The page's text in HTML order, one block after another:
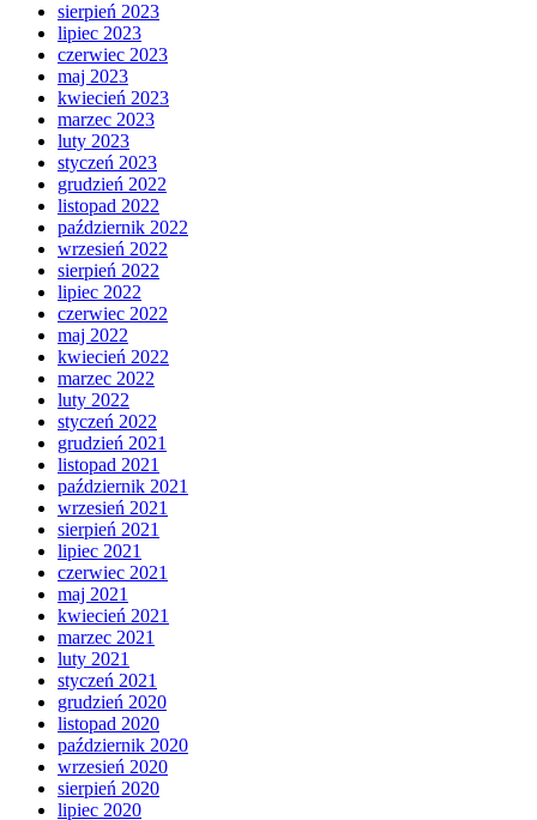
sierpień 2023
lipiec 2023
czerwiec 2023
maj 2023
kwiecień 2023
marzec 2023
luty 2023
styczeń 2023
grudzień 2022
listopad 2022
październik 2022
wrzesień 2022
sierpień 2022
lipiec 2022
czerwiec 2022
maj 2022
kwiecień 2022
marzec 2022
luty 2022
styczeń 2022
grudzień 2021
listopad 2021
październik 2021
wrzesień 2021
sierpień 2021
lipiec 2021
czerwiec 2021
maj 2021
kwiecień 2021
marzec 2021
luty 2021
styczeń 2021
grudzień 2020
listopad 2020
październik 2020
wrzesień 2020
sierpień 2020
lipiec 2020